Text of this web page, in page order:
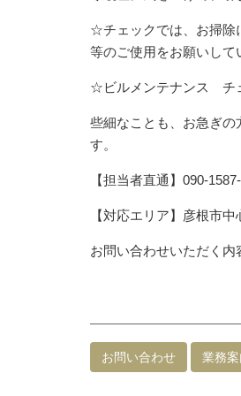
☆チェックでは、お掃除
等のご使用をお願いして
☆ビルメンテナンス チ
些細なことも、お急ぎの
す。
【担当者直通】090-
【対応エリア】彦根市
お問い合わせいただく内
お問い合わせ 業務案